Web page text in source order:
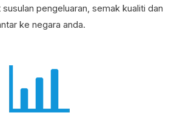
pengeluaran, semak kualiti dan
ke negara anda.